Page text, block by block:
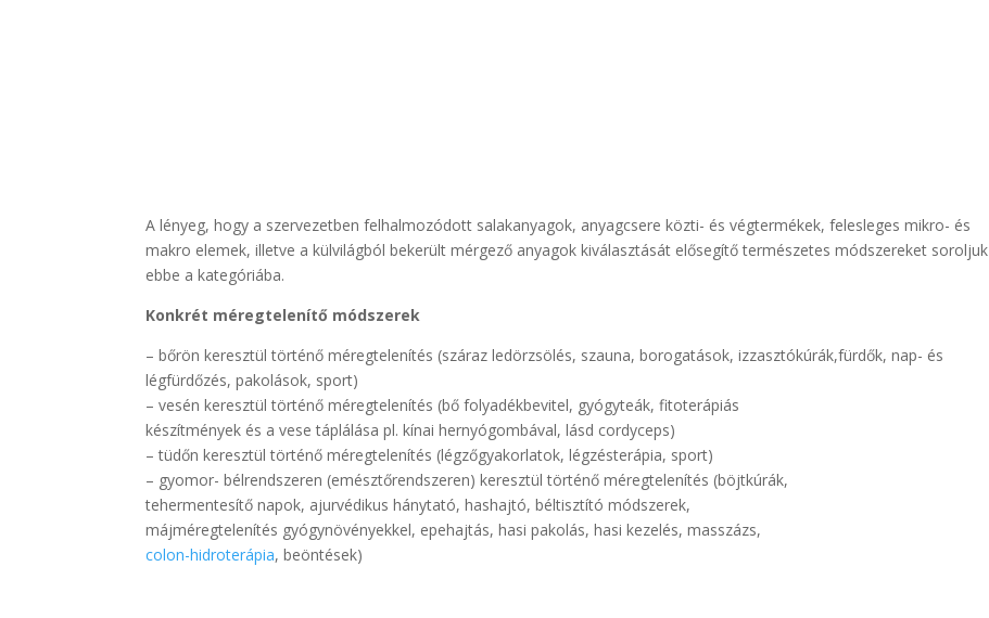
A lényeg, hogy a szervezetben felhalmozódott salakanyagok, anyagcsere közti- és végtermékek, felesleges mikro- és
makro elemek, illetve a külvilágból bekerült mérgező anyagok kiválasztását elősegítő természetes módszereket soroljuk
ebbe a kategóriába.
Konkrét méregtelenítő módszerek
– bőrön keresztül történő méregtelenítés (száraz ledörzsölés, szauna, borogatások, izzasztókúrák,fürdők, nap- és
légfürdőzés, pakolások, sport)
– vesén keresztül történő méregtelenítés (bő folyadékbevitel, gyógyteák, fitoterápiás
készítmények és a vese táplálása pl. kínai hernyógombával, lásd cordyceps)
– tüdőn keresztül történő méregtelenítés (légzőgyakorlatok, légzésterápia, sport)
– gyomor- bélrendszeren (emésztőrendszeren) keresztül történő méregtelenítés (böjtkúrák,
tehermentesítő napok, ajurvédikus hánytató, hashajtó, béltisztító módszerek,
májméregtelenítés gyógynövényekkel, epehajtás, hasi pakolás, hasi kezelés, masszázs,
colon-hidroterápia, beöntések)